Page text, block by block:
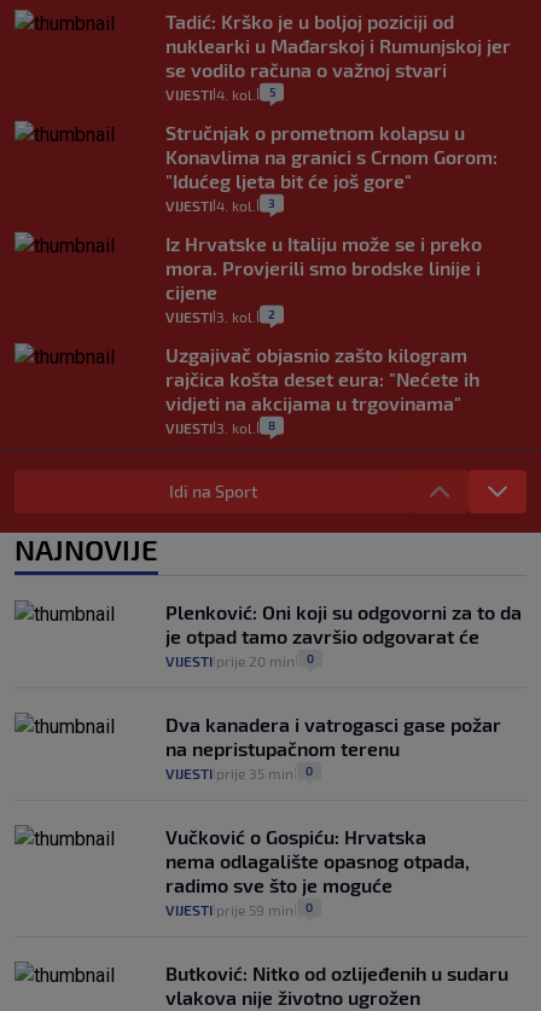
Tadić: Krško je u boljoj poziciji od
nuklearki u Mađarskoj i Rumunjskoj jer
se vodilo računa o važnoj stvari
VIJESTI 4. kol. 5
Stručnjak o prometnom kolapsu u
Konavlima na granici s Crnom Gorom:
"Idućeg ljeta bit će još gore"
VIJESTI 4. kol. 3
Iz Hrvatske u Italiju može se i preko
mora. Provjerili smo brodske linije i
cijene
VIJESTI 3. kol. 2
Uzgajivač objasnio zašto kilogram
rajčica košta deset eura: "Nećete ih
vidjeti na akcijama u trgovinama"
VIJESTI 3. kol. 8
Selidba je jedno od stresnijih iskustava.
Evo aktualnih cijena i nekoliko savjeta
0
automobilom na Hvar iz Zagreba, a
koliko iz Osijeka
VIJESTI 14
Idi na Sport
NAJNOVIJE
Plenković: Oni koji su odgovorni za to da
je otpad tamo završio odgovarat će
VIJESTI prije 20 min 0
Dva kanadera i vatrogasci gase požar
na nepristupačnom terenu
VIJESTI prije 35 min 0
Vučković o Gospiću: Hrvatska
nema odlagalište opasnog otpada,
radimo sve što je moguće
VIJESTI prije 59 min 0
Butković: Nitko od ozlijeđenih u sudaru
vlakova nije životno ugrožen